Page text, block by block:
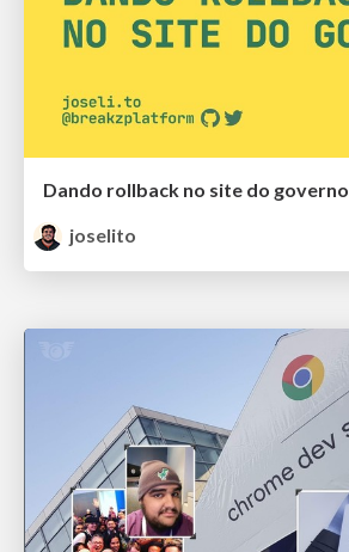
Dando rollback no site do governo
joselito